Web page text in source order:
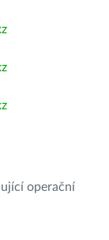
operační